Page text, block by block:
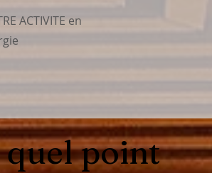
ACTIVITE en
quel point